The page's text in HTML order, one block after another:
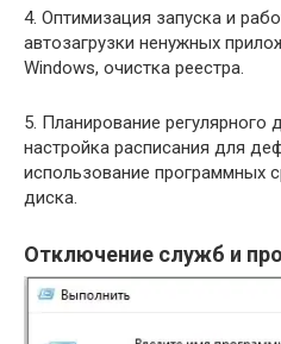
4. Оптимизация запуска и
автозагрузки ненужных
Windows, очистка реестра.
5. Планирование регулярного
настройка расписания для
использование программных
диска.
Отключение служб и